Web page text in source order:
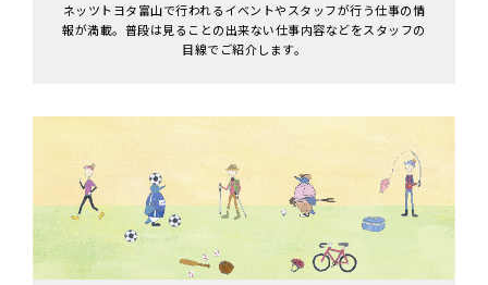
ネッツトヨタ富山で行われるイベントやスタッフが行う仕事の情
報が満載。普段は見ることの出来ない仕事内容などをスタッフの
目線でご紹介します。